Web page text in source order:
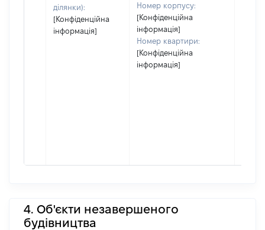
ділянки):
[Конфіденційна
інформація]
Номер корпусу:
[Конфіденційна
інформація]
Номер квартири:
[Конфіденційна
інформація]
4. Об'єкти незавершеного
будівництва